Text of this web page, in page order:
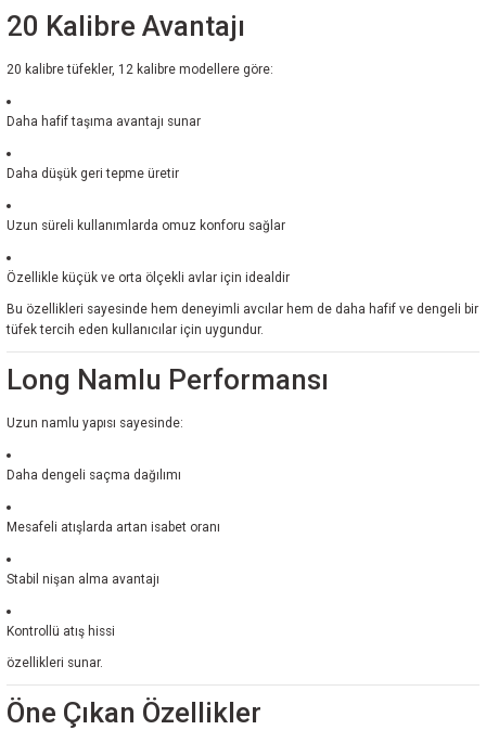
20 Kalibre Avantajı
20 kalibre tüfekler, 12 kalibre modellere göre:
Daha hafif taşıma avantajı sunar
Daha düşük geri tepme üretir
Uzun süreli kullanımlarda omuz konforu sağlar
Özellikle küçük ve orta ölçekli avlar için idealdir
Bu özellikleri sayesinde hem deneyimli avcılar hem de daha hafif ve dengeli bir
tüfek tercih eden kullanıcılar için uygundur.
Long Namlu Performansı
Uzun namlu yapısı sayesinde:
Daha dengeli saçma dağılımı
Mesafeli atışlarda artan isabet oranı
Stabil nişan alma avantajı
Kontrollü atış hissi
özellikleri sunar.
Öne Çıkan Özellikler